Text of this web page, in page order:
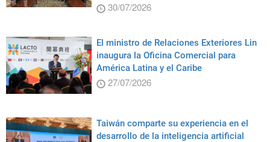
30/07/2026
El ministro de Relaciones Exteriores Lin
inaugura la Oficina Comercial para
América Latina y el Caribe
27/07/2026
Taiwán comparte su experiencia en el
desarrollo de la inteligencia artificial